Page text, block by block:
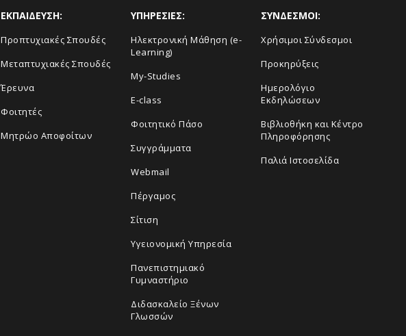
ΕΚΠΑΙΔΕΥΣΗ:
Προπτυχιακές Σπουδές
Μεταπτυχιακές Σπουδές
Έρευνα
Φοιτητές
Μητρώο Αποφοίτων
ΥΠΗΡΕΣΙΕΣ:
Ηλεκτρονική Μάθηση (e-
Learning)
My-Studies
E-class
Φοιτητικό Πάσο
Συγγράμματα
Webmail
Πέργαμος
Σίτιση
Υγειονομική Υπηρεσία
Πανεπιστημιακό
Γυμναστήριο
Διδασκαλείο Ξένων
Γλωσσών
ΣΥΝΔΕΣΜΟΙ:
Χρήσιμοι Σύνδεσμοι
Προκηρύξεις
Ημερολόγιο
Εκδηλώσεων
Βιβλιοθήκη και Κέντρο
Πληροφόρησης
Παλιά Ιστοσελίδα